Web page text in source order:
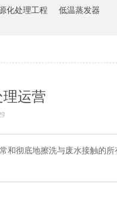
化处理工程 低温蒸发器
运营
和彻底地擦洗与废水接触的